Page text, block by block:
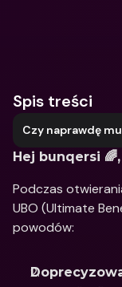
Spis treści
Hej bunqersi 🌈,
Podczas
UBO (Ultimate
powodów: